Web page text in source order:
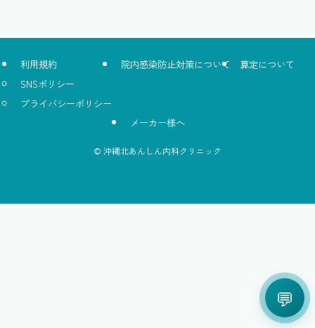
利用規約
SNSポリシー
プライバシーポリシー
院内感染防止対策について 算定について
メーカー様へ
© 沖縄北あんしん内科クリニック
💬